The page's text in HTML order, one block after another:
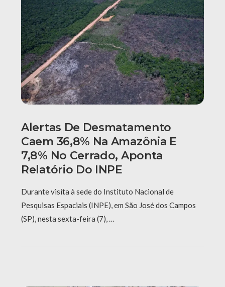
Alertas De Desmatamento
Caem 36,8% Na Amazônia E
7,8% No Cerrado, Aponta
Relatório Do INPE
Durante visita à sede do Instituto Nacional de
Pesquisas Espaciais (INPE), em São José dos Campos
(SP), nesta sexta-feira (7), …